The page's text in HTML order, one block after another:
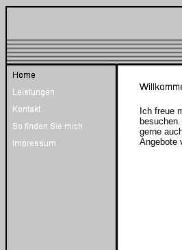
Ich freue
gerne
Angebote